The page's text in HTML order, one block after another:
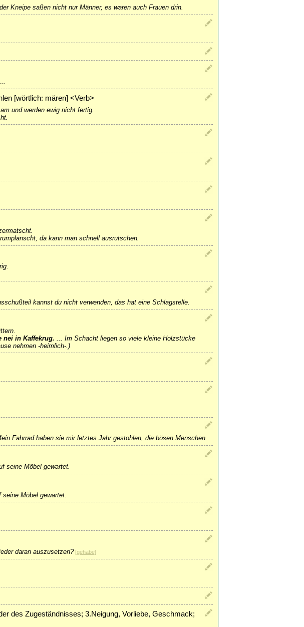
Kneipe saßen nicht nur Männer, es waren auch Frauen drin.
[wörtlich: mären] <Verb>
und werden ewig nicht fertig.
da kann man schnell ausrutschen.
kannst du nicht verwenden, das hat eine Schlagstelle.
nei in Kaffekrug.
Im Schacht liegen so viele kleine Holzstücke
nehmen -heimlich-.)
Fahrrad haben sie mir letztes Jahr gestohlen, die bösen Menschen.
seine Möbel gewartet.
Möbel gewartet.
daran auszusetzen?[gehabe]
des Zugeständnisses; 3.Neigung, Vorliebe, Geschmack;